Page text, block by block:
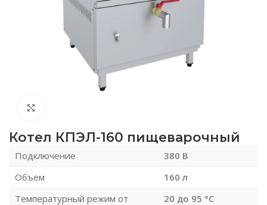
Котел КПЭЛ-160 пищеварочный
Подключение
380 В
Объем
160 л
Температурный режим от
20 до 95 °C